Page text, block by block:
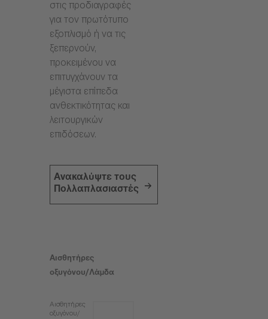
στις προδιαγραφές
για τον πρωτότυπο
εξοπλισμό ή να τις
ξεπερνούν,
προκειμένου να
επιτυγχάνουν τα
μέγιστα επίπεδα
ανθεκτικότητας και
λειτουργικών
επιδόσεων.
Ανακαλύψτε τους
Πολλαπλασιαστές
Αισθητήρες
οξυγόνου/Λάμδα
Αισθητήρες
οξυγόνου/